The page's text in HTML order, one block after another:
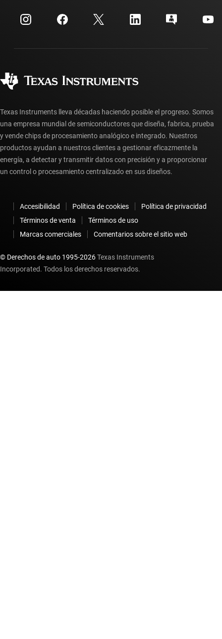
Relaciones con los inversionistas
Fabricación
Centro de atención al cliente
Preguntas frecuentes sobre la cuenta myTI
Preguntas frecuentes sobre pedidos
Texas Instruments lleva décadas haciendo posible el progreso. Somos
una empresa mundial de semiconductores que diseña, fabrica, prueba
y vende chips de procesamiento analógico e integrado. Nuestros
productos ayudan a nuestros clientes a gestionar eficazmente la
energía, a detectar y transmitir datos con precisión y a proporcionar
un control o procesamiento centralizado en sus diseños.
Accesibilidad Política de cookies
Política de privacidad
Términos de venta
Términos de uso
Marcas comerciales
Comentarios sobre el sitio web
© Derechos de auto 1995-2026Texas Instruments
Incorporated. Todos los derechos reservados.